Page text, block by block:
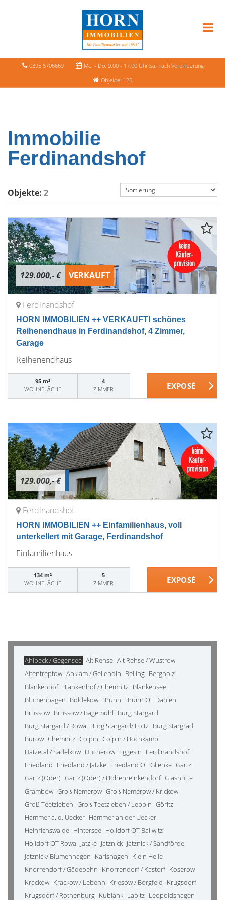
0395 5706669
Mo. - Do. 9.00 - 17.00 Uhr Sa. nach Vereinbarung
Objekte: 125
Immobilie
Ferdinandshof
Objekte: 2
129.000,- € VERKAUFT
Ferdinandshof
HORN IMMOBILIEN ++ VERKAUFT! schönes
Reihenendhaus in Ferdinandshof, 4 Zimmer,
Garage
Reihenendhaus
95 m²
WOHNFLÄCHE
4
ZIMMER
129.000,- €
Ferdinandshof
HORN IMMOBILIEN ++ Einfamilienhaus, voll
unterkellert mit Garage, Ferdinandshof
Einfamilienhaus
134 m²
WOHNFLÄCHE
5
ZIMMER
Ahlbeck / Gegensee Alt Rehse Alt Rehse / Wustrow
Altentreptow Anklam / Gellendin Belling Bergholz
Blankenhof Blankenhof / Chemnitz Blankensee
Blumenhagen Boldekow Brunn Brunn OT Dahlen
Brüssow Brüssow / Bagemühl Burg Stargard
Burg Stargard / Rowa Burg Stargard/ Loitz Burg Stargrad
Burow Chemnitz Cölpin Cölpin / Hochkamp
Datzetal / Sadelkow Ducherow Eggesin Ferdinandshof
Friedland Friedland / Jatzke Friedland OT Glienke Gartz
Gartz (Oder) Gartz (Oder) / Hohenreinkendorf Glashütte
Grambow Groß Nemerow Groß Nemerow / Krickow
Groß Teetzleben Groß Teetzleben / Lebbin Göritz
Hammer a. d. Uecker Hammer an der Uecker
Heinrichswalde Hintersee Holldorf OT Ballwitz
Holldorf OT Rowa Jatzke Jatznick Jatznick / Sandförde
Jatznick/ Blumenhagen Karlshagen Klein Helle
Knorrendorf / Gädebehn Knorrendorf / Kastorf Koserow
Krackow Krackow / Lebehn Kriesow / Borgfeld Krugsdorf
Krugsdorf / Rothenburg Kublank Lapitz Leopoldshagen